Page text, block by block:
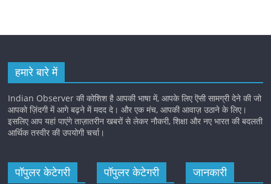
हमारे बारे में
Indian Observer की कोशिश है आपकी भाषा में, आपके लिए ऎसी सामग्री देने की जो
आपको ज़िंदगी में आगे बढ़ने में मदद दे। और एक मंच, आपकी आवाज़ उठाने के लिए।
इसलिए आप यहां पाएंगे ताज़ातरीन खबरों से लेकर नौकरी, शिक्षा और नए भारत की बदलती
आर्थिक तस्वीर की उपयोगी चर्चा।
पॉपुलर केटेगरी पॉपुलर केटेगरी जानकारी